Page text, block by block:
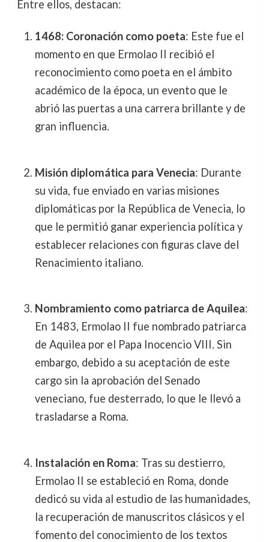
Entre ellos, destacan:
1468: Coronación como poeta: Este fue el
momento en que Ermolao II recibió el
reconocimiento como poeta en el ámbito
académico de la época, un evento que le
abrió las puertas a una carrera brillante y de
gran influencia.
Misión diplomática para Venecia: Durante
su vida, fue enviado en varias misiones
diplomáticas por la República de Venecia, lo
que le permitió ganar experiencia política y
establecer relaciones con figuras clave del
Renacimiento italiano.
Nombramiento como patriarca de Aquilea:
En 1483, Ermolao II fue nombrado patriarca
de Aquilea por el Papa Inocencio VIII. Sin
embargo, debido a su aceptación de este
cargo sin la aprobación del Senado
veneciano, fue desterrado, lo que le llevó a
trasladarse a Roma.
Instalación en Roma: Tras su destierro,
Ermolao II se estableció en Roma, donde
dedicó su vida al estudio de las humanidades,
la recuperación de manuscritos clásicos y el
fomento del conocimiento de los textos